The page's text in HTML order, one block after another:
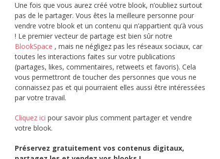
Une fois que vous aurez créé votre blook, n’oubliez surtout
pas de le partager. Vous êtes la meilleure personne pour
vendre votre blook et un contenu qui n’appartient qu’à vous
! Le premier vecteur de partage est bien sûr notre
BlookSpace , mais ne négligez pas les réseaux sociaux, car
toutes les interactions faites sur votre publications
(partages, likes, commentaires, retweets et favoris). Cela
vous permettront de toucher des personnes que vous ne
connaissez pas et qui pourraient elles aussi être intéressées
par votre travail.
Cliquez ici pour savoir plus comment partager et vendre
votre blook.
Préservez gratuitement vos contenus digitaux,